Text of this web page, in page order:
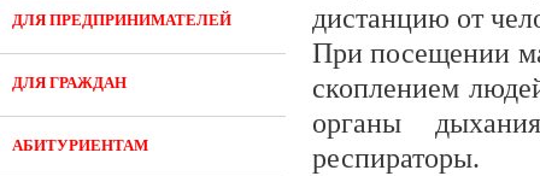
ДЛЯ ПРЕДПРИНИМАТЕЛЕЙ
ДЛЯ ГРАЖДАН
АБИТУРИЕНТАМ
дистанцию от
При посещении
скоплением
органы
респираторы.